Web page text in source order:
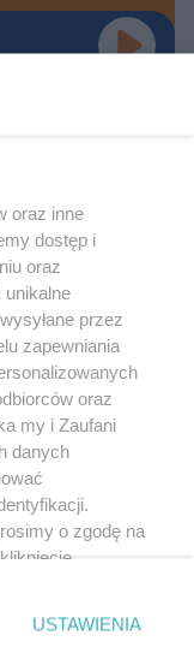
powielany i
sposób (w
polu
w Internecie
użycie lub
prawa, tzn.
i może być ścigane
oraz inne
dostęp i
oraz
unikalne
przez
zapewniania
oraz
my i Zaufani
danych
o zgodę na
prywatności
USTAWIENIA